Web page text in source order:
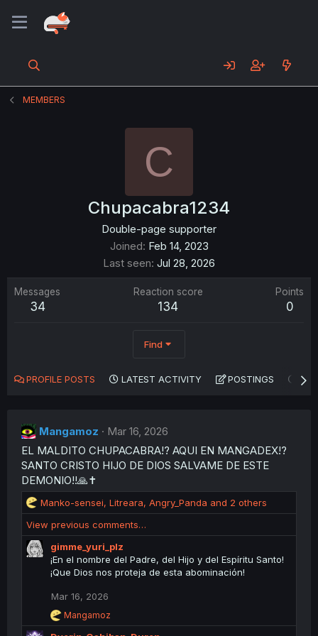
MEMBERS
C
Chupacabra1234
Double-page supporter
Joined Feb 14, 2023
Last seen Jul 28, 2026
Messages
34
Reaction score
134
Points
0
Find
PROFILE POSTS LATEST ACTIVITY POSTINGS
Mangamoz
Mar 16, 2026
EL MALDITO CHUPACABRA!? AQUI EN MANGADEX!?
SANTO CRISTO HIJO DE DIOS SALVAME DE ESTE
DEMONIO!!🙏✝️
R
e
a
c
t
Manko-sensei, Litreara, Angry_Panda and 2 others
View previous comments…
gimme_yuri_plz
¡En el nombre del Padre, del Hijo y del Espíritu Santo!
¡Que Dios nos proteja de esta abominación!
Mar 16, 2026
R
e
Mangamoz